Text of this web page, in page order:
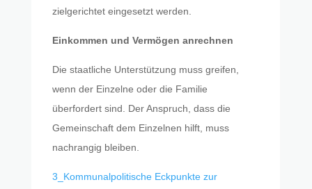
zielgerichtet eingesetzt werden.
Einkommen und Vermögen anrechnen
Die staatliche Unterstützung muss greifen,
wenn der Einzelne oder die Familie
überfordert sind. Der Anspruch, dass die
Gemeinschaft dem Einzelnen hilft, muss
nachrangig bleiben.
3_Kommunalpolitische Eckpunkte zur